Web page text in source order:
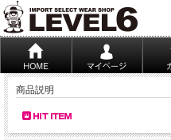
商品説明